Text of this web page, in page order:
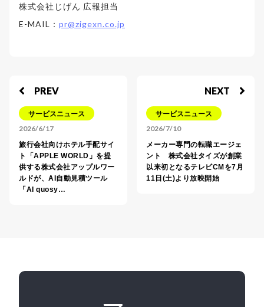
株式会社じげん 広報担当
E-MAIL： pr@zigexn.co.jp
PREV
サービスニュース
2026/6/17
旅行会社向けホテル手配サイ
ト「APPLE WORLD」を提
供する株式会社アップルワー
ルドが、AI自動見積ツール
「AI quosy…
NEXT
サービスニュース
2026/7/10
メーカー専門の転職エージェ
ント 株式会社タイズが創業
以来初となるテレビCMを7月
11日(土)より放映開始